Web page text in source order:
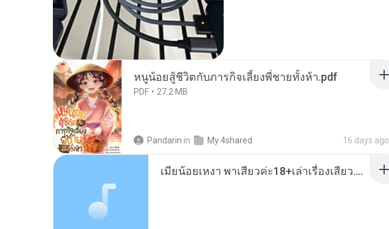
หนูน้อยสู้ชีวิตกับภารกิจเลี้ยงพี่ชายทั้งห้า.pdf
PDF 27.2 MB
Pandarin in My 4shared 16 days ago
เมียน้อยเหงา พาเสียวค่ะ18+เล่าเรื่องเสียว.mp3